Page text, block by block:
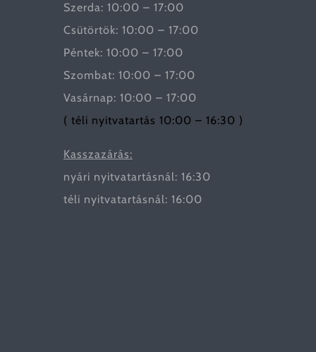
Szerda: 10:00 – 17:00
Csütörtök: 10:00 – 17:00
Péntek: 10:00 – 17:00
Szombat: 10:00 – 17:00
Vasárnap: 10:00 – 17:00
( téli nyitvatartás 10:00 – 16:30 )
Kasszazárás:
nyári nyitvatartásnál: 16:30
téli nyitvatartásnál: 16:00